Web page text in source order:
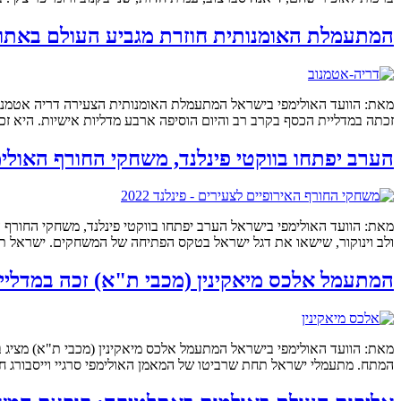
המתעמלת האומנותית חוזרת מגביע העולם באתונה עם 5 מדליות: שתיים מזהב
זכתה במדליית הכסף בקרב רב והיום הוסיפה ארבע מדליות אישיות. היא זכתה במדליות זהב בתרגיל
הערב יפתחו בווקטי פינלנד, משחקי החורף
ולב וינוקור, שישאו את דגל ישראל בטקס הפתיחה של המשחקים. ישראל תהיה המשלחת ה-13 שתיכנס לאיצטדיון בטקס הפתיחה. מזג האוויר בפינלנד חורפי והטמפרטורה
המתעמל אלכס מיאקינין (מכבי ת"א) זכה
מאת: הוועד האולימפי בישראל המתעמל אלכס מיאקינין (מכבי ת"א) מציג
המתח. מתעמלי ישראל תחת שרביטו של המאמן האולימפי סרגיי וייסבורג חוזרים מקהיר עם 3 מדליות: זהב של ארטיום